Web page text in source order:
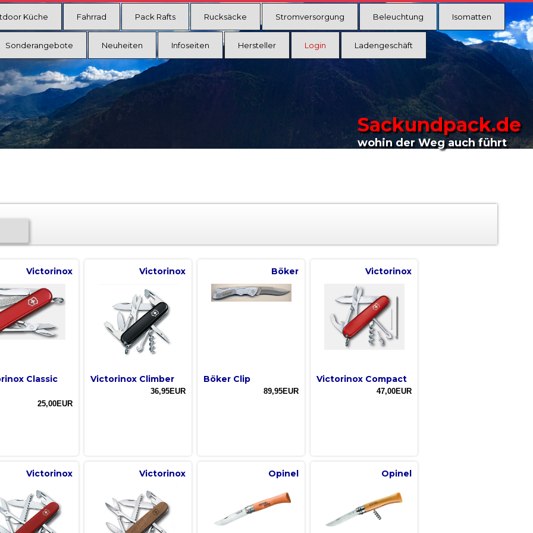
Küche Fahrrad Pack Rafts Rucksäcke Stromversorgung Beleuchtung Isomatten
Sonderangebote Neuheiten Infoseiten Hersteller Login Ladengeschäft
Sackundpack.de
wohin der Weg auch führt
Victorinox
Classic
25,00EUR
Victorinox
Victorinox Climber
36,95EUR
Böker
Böker Clip
89,95EUR
Victorinox
Victorinox Compact
47,00EUR
Victorinox Victorinox Opinel Opinel